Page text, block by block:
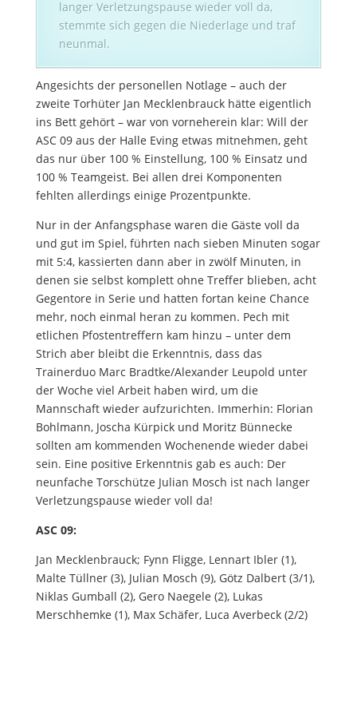
langer Verletzungspause wieder voll da,
stemmte sich gegen die Niederlage und traf
neunmal.
Angesichts der personellen Notlage – auch der
zweite Torhüter Jan Mecklenbrauck hätte eigentlich
ins Bett gehört – war von vorneherein klar: Will der
ASC 09 aus der Halle Eving etwas mitnehmen, geht
das nur über 100 % Einstellung, 100 % Einsatz und
100 % Teamgeist. Bei allen drei Komponenten
fehlten allerdings einige Prozentpunkte.
Nur in der Anfangsphase waren die Gäste voll da
und gut im Spiel, führten nach sieben Minuten sogar
mit 5:4, kassierten dann aber in zwölf Minuten, in
denen sie selbst komplett ohne Treffer blieben, acht
Gegentore in Serie und hatten fortan keine Chance
mehr, noch einmal heran zu kommen. Pech mit
etlichen Pfostentreffern kam hinzu – unter dem
Strich aber bleibt die Erkenntnis, dass das
Trainerduo Marc Bradtke/Alexander Leupold unter
der Woche viel Arbeit haben wird, um die
Mannschaft wieder aufzurichten. Immerhin: Florian
Bohlmann, Joscha Kürpick und Moritz Bünnecke
sollten am kommenden Wochenende wieder dabei
sein. Eine positive Erkenntnis gab es auch: Der
neunfache Torschütze Julian Mosch ist nach langer
Verletzungspause wieder voll da!
ASC 09:
Jan Mecklenbrauck; Fynn Fligge, Lennart Ibler (1),
Malte Tüllner (3), Julian Mosch (9), Götz Dalbert (3/1),
Niklas Gumball (2), Gero Naegele (2), Lukas
Merschhemke (1), Max Schäfer, Luca Averbeck (2/2)